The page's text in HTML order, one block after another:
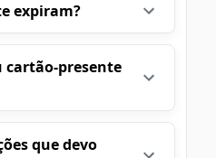
expiram?
cartão-presente
que devo